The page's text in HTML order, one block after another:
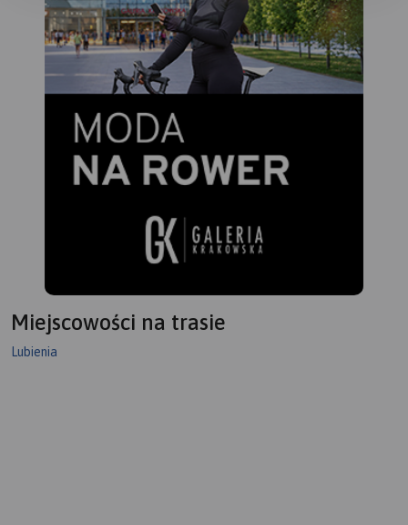
Miejscowości na trasie
Lubienia